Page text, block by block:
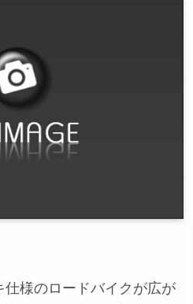
様のロードバイクが広が